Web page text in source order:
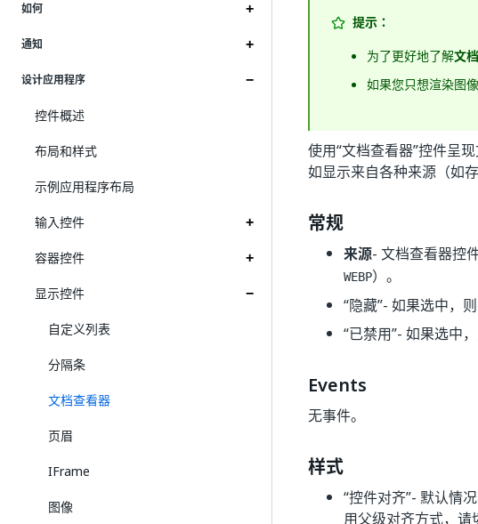
如何
通知
设计应用程序
控件概述
布局和样式
示例应用程序布局
输入控件
容器控件
显示控件
自定义列表
分隔条
文档查看器
页眉
IFrame
图像
提示：
为了更好地了解文
如果您只想渲染图
使用“文档查看器”控件呈
如显示来自各种来源（如
常规
来源- 文档查看器控
WEBP）。
“隐藏”- 如果选中，
“已禁用”- 如果选中
Events
无事件。
样式
“控件对齐”- 默认情
用父级对齐方式，请